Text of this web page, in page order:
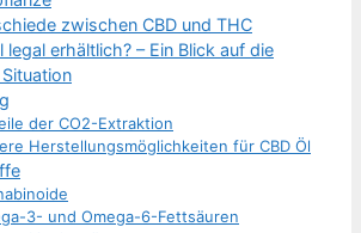
zwischen CBD und THC
legal erhältlich? – Ein Blick auf die
der CO2-Extraktion
Herstellungsmöglichkeiten für CBD Öl
3- und Omega-6-Fettsäuren